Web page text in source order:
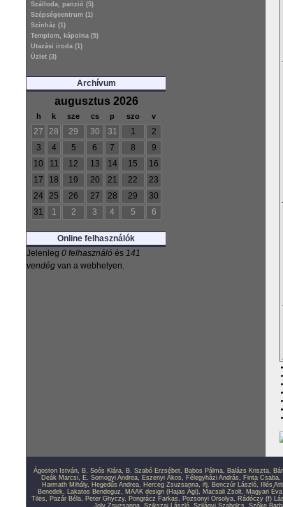
Szálloda, panzió (5)
Szépségcentrum (1)
Színház (1)
Templom, kápolna (5)
Utazási iroda (1)
Üzlet (3)
Archívum
augusztus 2026
h k sze cs p szo v
27 28 29 30 31 1
2
3
4 5 6 7 8
9
10
11 12 13 14 15
16
17
18 19 20 21 22
23
24
25 26 27 28 29
30
31
1 2 3 4 5 6
Online felhasználók
Jelenleg 0 felhasználó és 141
vendég van a webhelyen.
Ágoston István, B. Soós Klára, B. Szabó Erzsébet, Babos Pálma, Balázs Kriszta,
Deák Marcsi, E. Somogyi Andrea, Eszenyi Ákos, Félegyházi András, Finta Csaba,
Harmath Mihály, Hegedűs Andrea, Herceg Zsuzsanna, ifj. Benczúr László, Illés
Benedek, Lakatos Bendeguz, MAAK design (Hajas Ági), Macsali Zsolt, Magyari Éva,
Tiles, Pazár Béla, Peter Ghyczy, Pongrácz Farkas, Pozsonyi Orsolya, Rádóczy (f)
Joly Zsuzsanna Szikszai László Szilágyi Szabolcs Szőke